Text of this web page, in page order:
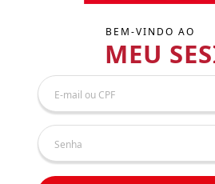
BEM-VINDO AO
MEU